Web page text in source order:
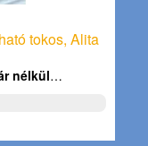
tokos, Alita
nélkül…